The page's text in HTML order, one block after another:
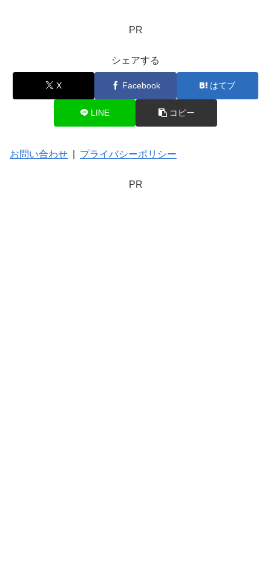
PR
シェアする
X Facebook はてブ
LINE コピー
お問い合わせ プライバシーポリシー
PR